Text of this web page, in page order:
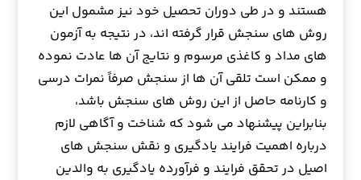
هستند و در طی دوران تحصیل خود نیز مشمول این
روش های سنجش قرار گرفته اند، در نتیجه به آزمون
های مداد و کاغذی مرسوم و نتایج آن ها عادت نموده
و ممکن است تلقی آن ها از سنجش صرفاً نمرات درسی
و کارنامه حاصل از این روش های سنجش باشد،
بنابراین پیشنهاد می شود که شناخت و آگاهی لازم
درباره اهمیت فرایند یادگیری و نقش سنجش های
اصیل در تحقق فرایند و فرآورده یادگیری به والدین